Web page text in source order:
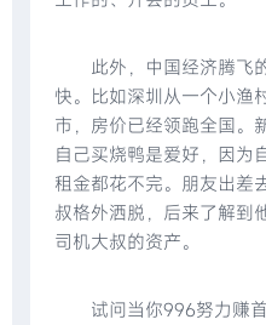
此外，中国经济腾飞
快。比如深圳从一个小渔
市，房价已经领跑全国。
自己买烧鸭是爱好，因为
租金都花不完。朋友出差
叔格外洒脱，后来了解到
司机大叔的资产。
试问当你996努力赚首